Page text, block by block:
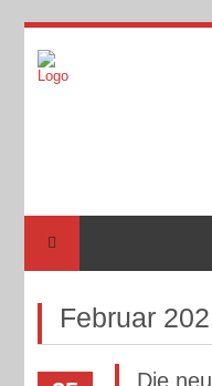
Februar
Die